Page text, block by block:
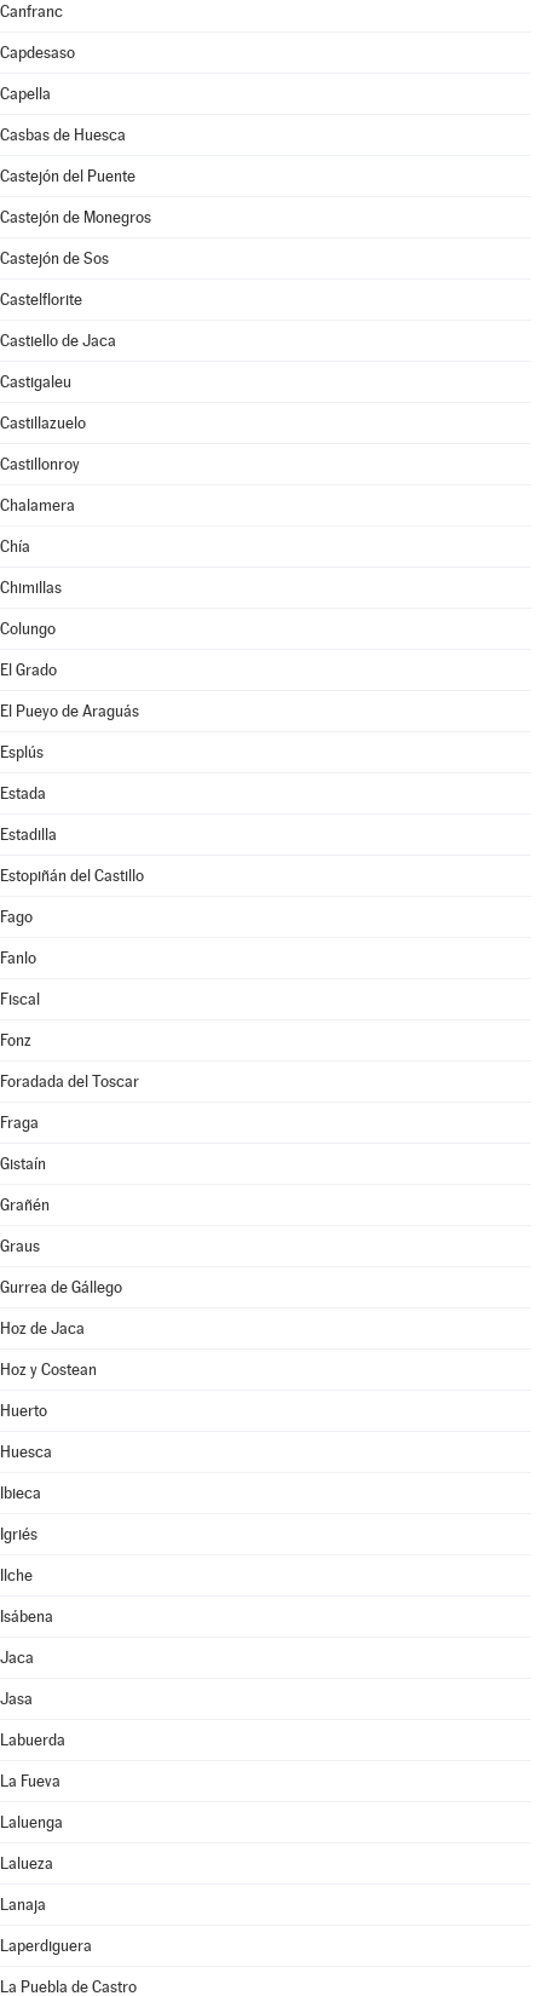
Canfranc
Capdesaso
Capella
Casbas de Huesca
Castejón del Puente
Castejón de Monegros
Castejón de Sos
Castelflorite
Castiello de Jaca
Castigaleu
Castillazuelo
Castillonroy
Chalamera
Chía
Chimillas
Colungo
El Grado
El Pueyo de Araguás
Esplús
Estada
Estadilla
Estopiñán del Castillo
Fago
Fanlo
Fiscal
Fonz
Foradada del Toscar
Fraga
Gistaín
Grañén
Graus
Gurrea de Gállego
Hoz de Jaca
Hoz y Costean
Huerto
Huesca
Ibieca
Igriés
Ilche
Isábena
Jaca
Jasa
Labuerda
La Fueva
Laluenga
Lalueza
Lanaja
Laperdiguera
La Puebla de Castro